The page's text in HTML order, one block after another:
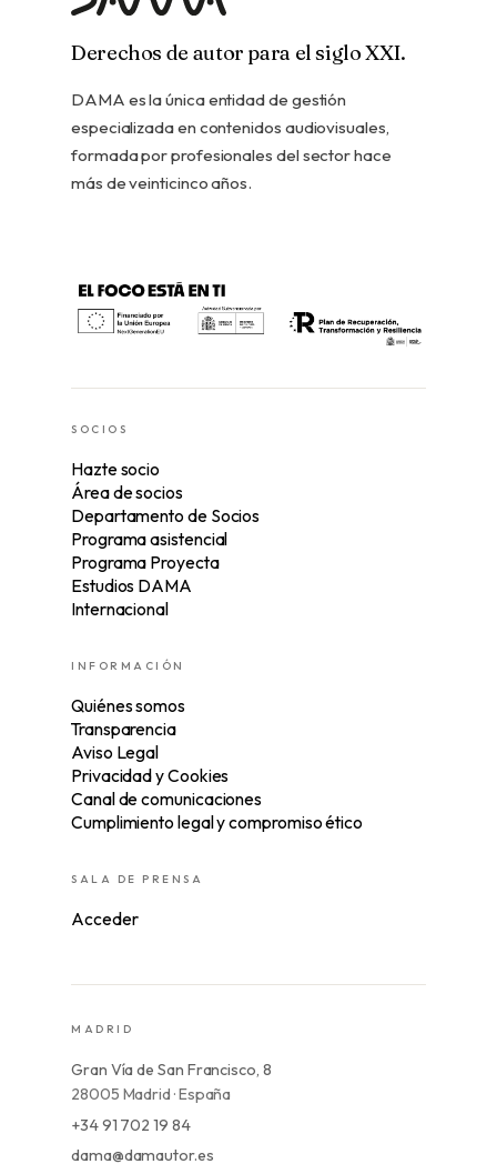
Derechos de autor para el siglo XXI.
DAMA es la única entidad de gestión
especializada en contenidos audiovisuales,
formada por profesionales del sector hace
más de veinticinco años.
SOCIOS
Hazte socio
Área de socios
Departamento de Socios
Programa asistencial
Programa Proyecta
Estudios DAMA
Internacional
INFORMACIÓN
Quiénes somos
Transparencia
Aviso Legal
Privacidad y Cookies
Canal de comunicaciones
Cumplimiento legal y compromiso ético
SALA DE PRENSA
Acceder
MADRID
Gran Vía de San Francisco, 8
28005 Madrid · España
+34 91 702 19 84
dama@damautor.es